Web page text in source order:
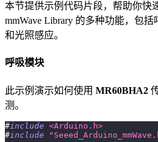
本节提供示例代码片段，帮助你快
mmWave Library 的多种功能，包
和光照感应。
呼吸模块
此示例演示如何使用 MR60BHA2
测。
#include <Arduino.h>
#include